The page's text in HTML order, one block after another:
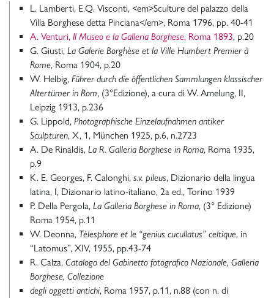
L. Lamberti, E.Q. Visconti, <em>Sculture del palazzo della
Villa Borghese detta Pinciana</em>, Roma 1796, pp. 40-41
A. Venturi, Il Museo e la Galleria Borghese, Roma 1893, p.20
G. Giusti, La Galerie Borghèse et la Ville Humbert Premier à
Rome, Roma 1904, p.20
W. Helbig, Führer durch die öffentlichen Sammlungen klassischer
Altertümer in Rom, (3°Edizione), a cura di W. Amelung, II,
Leipzig 1913, p.236
G. Lippold, Photographische Einzelaufnahmen antiker
Sculpturen, X, 1, München 1925, p.6, n.2723
A. De Rinaldis, La R. Galleria Borghese in Roma, Roma 1935,
p.9
K. E. Georges, F. Calonghi, s.v. pileus, Dizionario della lingua
latina, I, Dizionario latino-italiano, 2a ed., Torino 1939
P. Della Pergola, La Galleria Borghese in Roma, (3° Edizione)
Roma 1954, p.11
W. Deonna, Télesphore et le “genius cucullatus” celtique, in
“Latomus”, XIV, 1955, pp.43-74
R. Calza, Catalogo del Gabinetto fotografico Nazionale, Galleria
Borghese, Collezione
degli oggetti antichi, Roma 1957, p.11, n.88 (con n. di